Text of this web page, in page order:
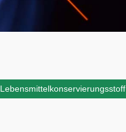
Lebensmittelkonservierungsstoff